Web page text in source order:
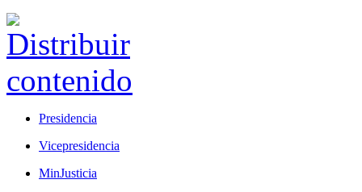
Presidencia
Vicepresidencia
MinJusticia